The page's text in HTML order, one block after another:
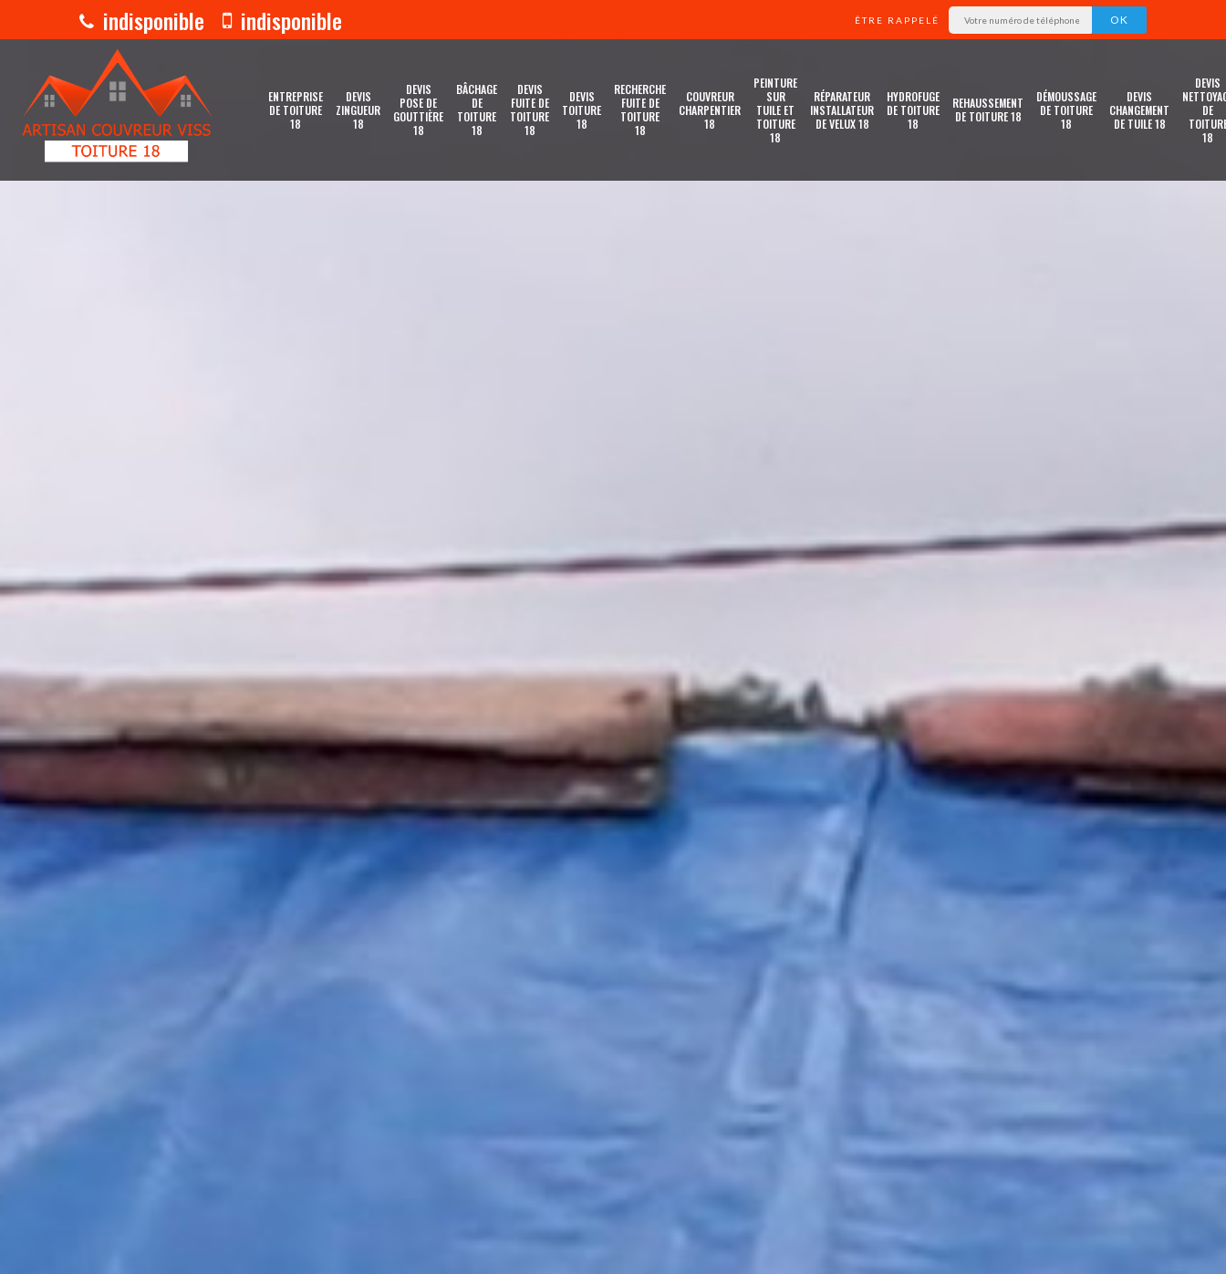
indisponible indisponible ÊTRE RAPPELÉ
ENTREPRISE
DE TOITURE
18
DEVIS
ZINGUEUR
18
DEVIS
POSE DE
GOUTTIÈRE
18
BÂCHAGE
DE
TOITURE
18
DEVIS
FUITE DE
TOITURE
18
DEVIS
TOITURE
18
RECHERCHE
FUITE DE
TOITURE
18
COUVREUR
CHARPENTIER
18
PEINTURE
SUR
TUILE ET
TOITURE
18
RÉPARATEUR
INSTALLATEUR
DE VELUX 18
HYDROFUGE
DE TOITURE
18
REHAUSSEMENT
DE TOITURE 18
DÉMOUSSAGE
DE TOITURE
18
DEVIS
CHANGEMENT
DE TUILE 18
DEVIS
DE
18